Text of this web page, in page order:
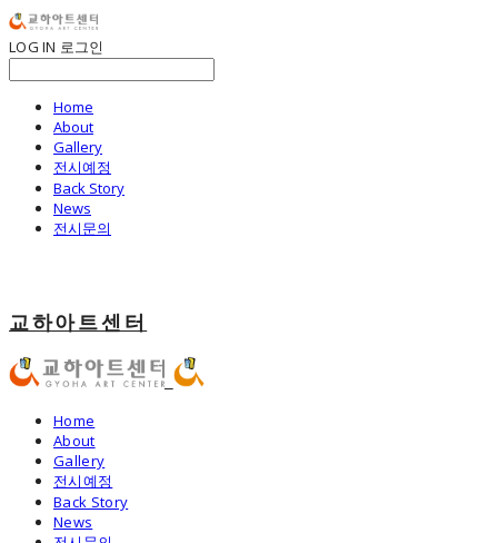
LOG IN 로그인
Home
About
Gallery
전시예정
Back Story
News
전시문의
교하아트센터
Home
About
Gallery
전시예정
Back Story
News